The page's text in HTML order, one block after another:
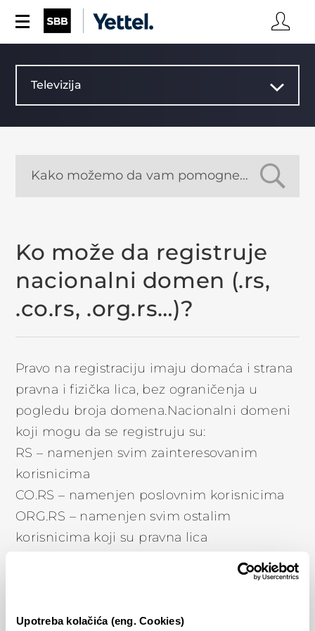
Upotreba kolačića (eng. Cookies)
Televizija
Ko može da registruje
nacionalni domen (.rs,
.co.rs, .org.rs…)?
Pravo na registraciju imaju domaća i strana
pravna i fizička lica, bez ograničenja u
pogledu broja domena.Nacionalni domeni
koji mogu da se registruju su:
RS – namenjen svim zainteresovanim
korisnicima
CO.RS – namenjen poslovnim korisnicima
ORG.RS – namenjen svim ostalim
korisnicima koji su pravna lica
Domen AC.RS je delegiran akademskoj i